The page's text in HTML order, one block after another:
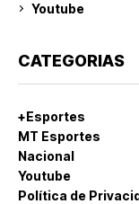
Youtube
CATEGORIAS
+Esportes
MT Esportes
Nacional
Youtube
Política de